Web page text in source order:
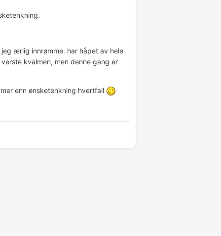
ærlig innrømme. har håpet av hele
kvalmen, men denne gang er
enn ønsketenkning hvertfall